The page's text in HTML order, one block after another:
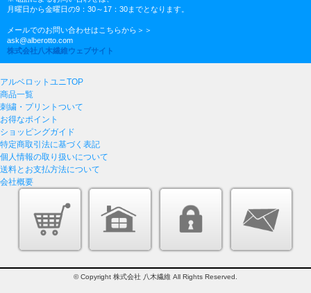
月曜日から金曜日の9：30～17：30までとなります。
メールでのお問い合わせはこちらから＞＞
ask@alberotto.com
株式会社八木繊維ウェブサイト
アルベロットユニTOP
商品一覧
刺繍・プリントついて
お得なポイント
ショッピングガイド
特定商取引法に基づく表記
個人情報の取り扱いについて
送料とお支払方法について
会社概要
© Copyright 株式会社 八木繊維 All Rights Reserved.